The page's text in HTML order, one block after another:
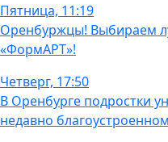
Пятница, 11:19
Оренбуржцы! Выбираем
«ФормАРТ»!
Четверг, 17:50
В Оренбурге подростки
недавно